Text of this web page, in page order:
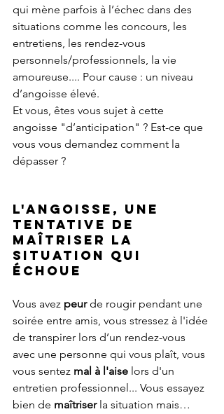
qui mène parfois à l’échec dans des
situations comme les concours, les
entretiens, les rendez-vous
personnels/professionnels, la vie
amoureuse.... Pour cause : un niveau
d’angoisse élevé.
Et vous, êtes vous sujet à cette
angoisse "d’anticipation" ? Est-ce que
vous vous demandez comment la
dépasser ?
L'angoisse, une
tentative de
maîtriser la
situation qui
échoue
Vous avez peur de rougir pendant une
soirée entre amis, vous stressez à l'idée
de transpirer lors d’un rendez-vous
avec une personne qui vous plaît, vous
vous sentez mal à l'aise lors d'un
entretien professionnel... Vous essayez
bien de maîtriser la situation mais…